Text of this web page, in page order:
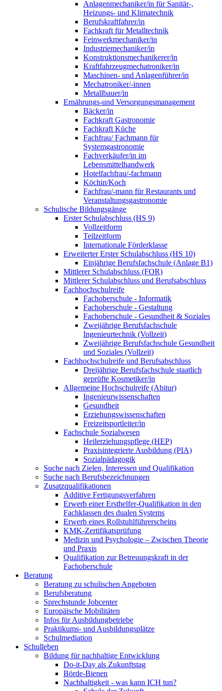
Anlagenmechaniker/in für Sanitär-,
Heizungs- und Klimatechnik
Berufskraftfahrer/in
Fachkraft für Metalltechnik
Feinwerkmechaniker/in
Industriemechaniker/in
Konstruktionsmechanikerer/in
Kraftfahrzeugmechatroniker/in
Maschinen- und Anlagenführer/in
Mechatroniker/-innen
Metallbauer/in
Ernährungs-und Versorgungsmanagement
Bäcker/in
Fachkraft Gastronomie
Fachkraft Küche
Fachfrau/ Fachmann für
Systemgastronomie
Fachverkäufer/in im
Lebensmittelhandwerk
Hotelfachfrau/-fachmann
Köchin/Koch
Fachfrau/-mann für Restaurants und
Veranstaltungsgastronomie
Schulische Bildungsgänge
Erster Schulabschluss (HS 9)
Vollzeitform
Teilzeitform
Internationale Förderklasse
Erweiterter Erster Schulabschluss (HS 10)
Einjährige Berufsfachschule (Anlage B1)
Mittlerer Schulabschluss (FOR)
Mittlerer Schulabschluss und Berufsabschluss
Fachhochschulreife
Fachoberschule - Informatik
Fachoberschule - Gestaltung
Fachoberschule - Gesundheit & Soziales
Zweijährige Berufsfachschule
Ingenieurtechnik (Vollzeit)
Zweijährige Berufsfachschule Gesundheit
und Soziales (Vollzeit)
Fachhochschulreife und Berufsabschluss
Dreijährige Berufsfachschule staatlich
geprüfte Kosmetiker/in
Allgemeine Hochschulreife (Abitur)
Ingenieurwissenschaften
Gesundheit
Erziehungswissenschaften
Freizeitsportleiter/in
Fachschule Sozialwesen
Heilerziehungspflege (HEP)
Praxisintegrierte Ausbildung (PIA)
Sozialpädagogik
Suche nach Zielen, Interessen und Qualifikation
Suche nach Berufsbezeichnungen
Zusatzqualifikationen
Additive Fertigungsverfahren
Erwerb einer Ersthelfer-Qualifikation in den
Fachklassen des dualen Systems
Erwerb eines Rollstuhlführerscheins
KMK-Zertifikatsprüfung
Medizin und Psychologie – Zwischen Theorie
und Praxis
Qualifikation zur Betreuungskraft in der
Fachoberschule
Beratung
Beratung zu schulischen Angeboten
Berufsberatung
Sprechstunde Jobcenter
Europäische Mobilitäten
Infos für Ausbildungbetriebe
Praktikums- und Ausbildungsplätze
Schulmediation
Schulleben
Bildung für nachhaltige Entwicklung
Do-it-Day als Zukunftstag
Börde-Bienen
Nachhaltigkeit - was kann ICH tun?